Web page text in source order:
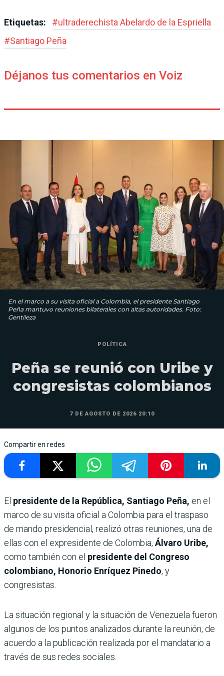
Etiquetas: #ultraderechista Abe­lardo de la Espriella
#Santiago Peña
Déjanos tus comentarios en Voiz
En el marco a su visita oficial a Colombia, el presidente Santiago
Peña mantuvo reuniones bilaterales con altas autoridades. Foto:
Gentileza
POLÍTICA
Peña se reunió con Uribe y
congresistas colombianos
7 DE AGOSTO DE 2026 20:10
Compartir en redes
El presidente de la República, Santiago Peña, en el
marco de su visita oficial a Colombia para el traspaso
de mando presidencial, realizó otras reuniones, una de
ellas con el expresidente de Colombia, Álvaro Uribe,
como también con el presidente del Congreso
colombiano, Honorio Enríquez Pinedo, y
congresistas.
La situación regional y la situación de Venezuela fueron
algunos de los puntos analizados durante la reunión, de
acuerdo a la publicación realizada por el mandatario a
través de sus redes sociales.